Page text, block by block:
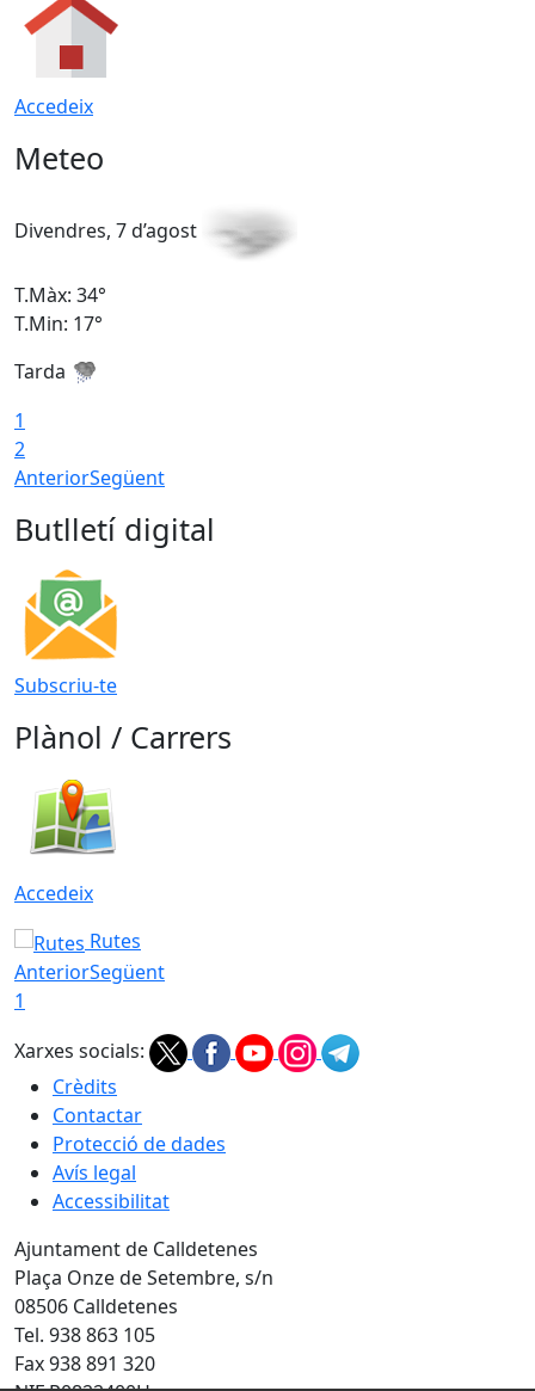
Accedeix
Meteo
Divendres, 7 d’agost
T.Màx: 34°
T.Min: 17°
Tarda
1
2
AnteriorSegüent
Butlletí digital
Subscriu-te
Plànol / Carrers
Accedeix
Rutes
AnteriorSegüent
1
Xarxes socials:
Crèdits
Contactar
Protecció de dades
Avís legal
Accessibilitat
Ajuntament de Calldetenes
Plaça Onze de Setembre, s/n
08506 Calldetenes
Tel. 938 863 105
Fax 938 891 320